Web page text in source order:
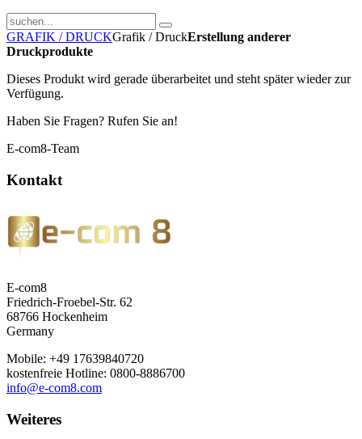
GRAFIK / DRUCKGrafik / DruckErstellung anderer
Druckprodukte
Dieses Produkt wird gerade überarbeitet und steht später wieder zur
Verfügung.
Haben Sie Fragen? Rufen Sie an!
E-com8-Team
Kontakt
E-com8
Friedrich-Froebel-Str. 62
68766 Hockenheim
Germany
Mobile: +49 17639840720
kostenfreie Hotline: 0800-8886700
info@e-com8.com
Weiteres